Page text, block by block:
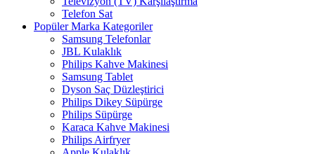
Telefon Sat
Popüler Marka Kategoriler
Samsung Telefonlar
JBL Kulaklık
Philips Kahve Makinesi
Samsung Tablet
Dyson Saç Düzleştirici
Philips Dikey Süpürge
Philips Süpürge
Karaca Kahve Makinesi
Philips Airfryer